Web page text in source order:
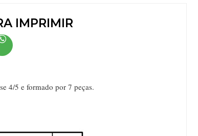
IMPRIMIR
4/5 e formado por 7 peças.